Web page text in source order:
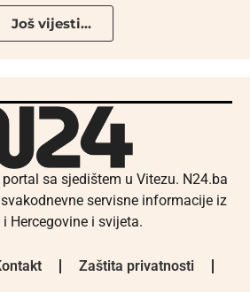
Još vijesti...
sa sjedištem u Vitezu. N24.ba
servisne informacije iz
i Hercegovine i svijeta.
Zaštita privatnosti